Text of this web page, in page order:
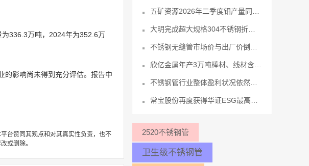
336.3万吨，2024年为352.6万
的影响尚未得到充分评估。报告中
台赞同其观点和对其真实性负责，也不
或删除。
2520不锈钢管
卫生级不锈钢管